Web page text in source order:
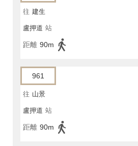
往 建生
盧押道 站
距離 90m
961
往 山景
盧押道 站
距離 90m